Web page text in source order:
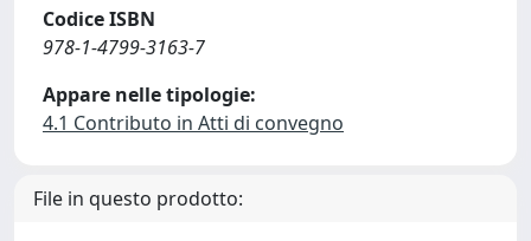
Codice ISBN
978-1-4799-3163-7
Appare nelle tipologie:
4.1 Contributo in Atti di convegno
File in questo prodotto: